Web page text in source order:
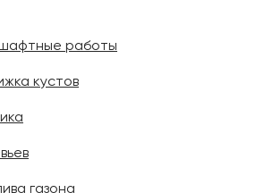
работы
кустов
газона